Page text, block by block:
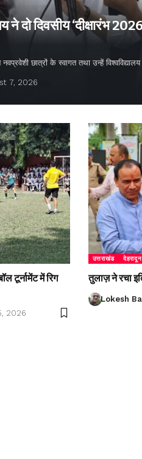
ने दो दिवसीय ‘दीक्षारंभ
नवप्रवेशी छात्रों के स्वागत तथा उन्हें
7, 2026
टूर्नामेंट में रिग
2026
उत्तराखंड देहरादून
तुलाज़ ने रचा
Lokesh